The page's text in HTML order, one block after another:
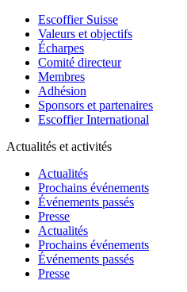
Escoffier Suisse
Valeurs et objectifs
Écharpes
Comité directeur
Membres
Adhésion
Sponsors et partenaires
Escoffier International
Actualités et activités
Actualités
Prochains événements
Événements passés
Presse
Actualités
Prochains événements
Événements passés
Presse